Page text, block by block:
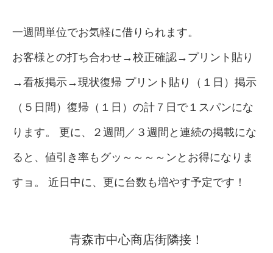
一週間単位でお気軽に借りられます。
お客様との打ち合わせ→校正確認→プリント貼り
→看板掲示→現状復帰 プリント貼り（１日）掲示
（５日間）復帰（１日）の計７日で１スパンにな
ります。 更に、２週間／３週間と連続の掲載にな
ると、値引き率もグッ～～～～ンとお得になりま
すョ。 近日中に、更に台数も増やす予定です！
青森市中心商店街隣接！